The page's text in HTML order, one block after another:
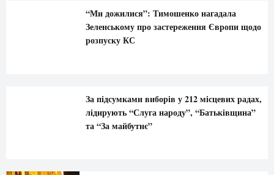
“Ми дожилися”: Тимошенко нагадала
Зеленському про застереження Європи щодо
розпуску КС
За підсумками виборів у 212 місцевих радах,
лідирують “Слуга народу”, “Батьківщина”
та “За майбутнє”